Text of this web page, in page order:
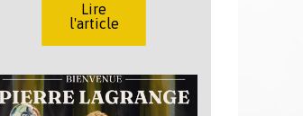
Lire
l'article